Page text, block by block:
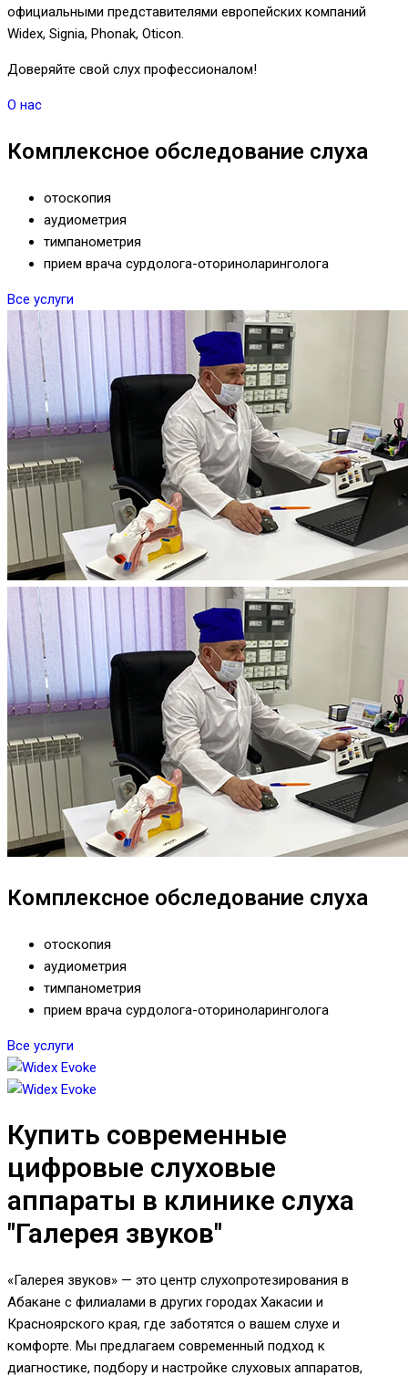
официальными представителями европейских компаний
Widex, Signia, Phonak, Oticon.
Доверяйте свой слух профессионалом!
О нас
Комплексное обследование слуха
отоскопия
аудиометрия
тимпанометрия
прием врача сурдолога-оториноларинголога
Все услуги
Комплексное обследование слуха
отоскопия
аудиометрия
тимпанометрия
прием врача сурдолога-оториноларинголога
Все услуги
Купить современные
цифровые слуховые
аппараты в клинике слуха
"Галерея звуков"
«Галерея звуков» — это центр слухопротезирования в
Абакане с филиалами в других городах Хакасии и
Красноярского края, где заботятся о вашем слухе и
комфорте. Мы предлагаем современный подход к
диагностике, подбору и настройке слуховых аппаратов,